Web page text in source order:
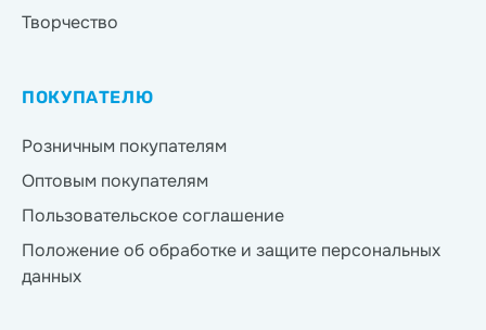
Творчество
ПОКУПАТЕЛЮ
Розничным покупателям
Оптовым покупателям
Пользовательское соглашение
Положение об обработке и защите персональных
данных